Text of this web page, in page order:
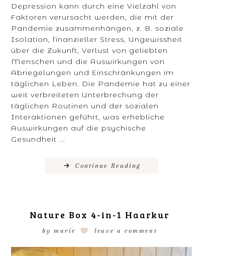
Depression kann durch eine Vielzahl von
Faktoren verursacht werden, die mit der
Pandemie zusammenhängen, z. B. soziale
Isolation, finanzieller Stress, Ungewissheit
über die Zukunft, Verlust von geliebten
Menschen und die Auswirkungen von
Abriegelungen und Einschränkungen im
täglichen Leben. Die Pandemie hat zu einer
weit verbreiteten Unterbrechung der
täglichen Routinen und der sozialen
Interaktionen geführt, was erhebliche
Auswirkungen auf die psychische
Gesundheit ...
Continue Reading
Nature Box 4-in-1 Haarkur
bymarie leave a comment